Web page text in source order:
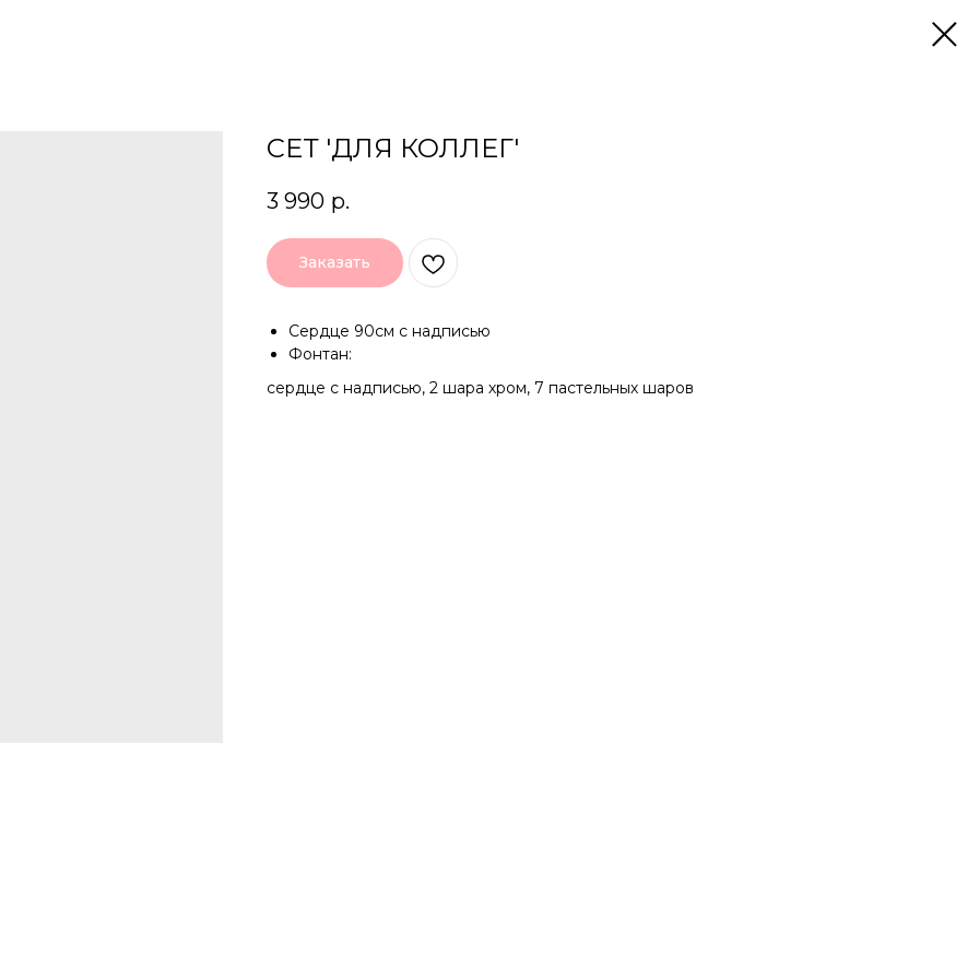
СЕТ 'ДЛЯ КОЛЛЕГ'
3 990 р.
Заказать
Сердце 90см с надписью
Фонтан:
сердце с надписью, 2 шара хром, 7 пастельных шаров